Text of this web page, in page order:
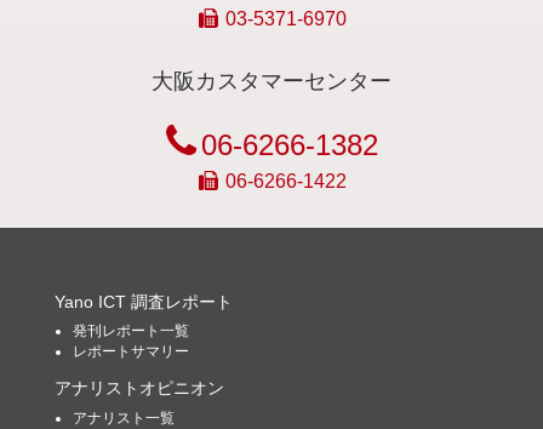
03-5371-6970
大阪カスタマーセンター
06-6266-1382
06-6266-1422
Yano ICT 調査レポート
発刊レポート一覧
レポートサマリー
アナリストオピニオン
アナリスト一覧